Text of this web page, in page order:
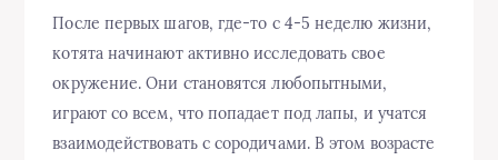
После первых шагов, где-то с 4-5 неделю жизни,
котята начинают активно исследовать свое
окружение. Они становятся любопытными,
играют со всем, что попадает под лапы, и учатся
взаимодействовать с сородичами. В этом возрасте